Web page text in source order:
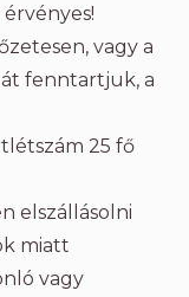
vagy a
fenntartjuk, a
25 fő
elszállásolni
miatt
vagy